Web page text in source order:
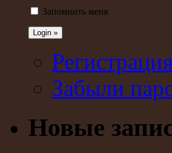
Запомнить меня
Забыли
Новые